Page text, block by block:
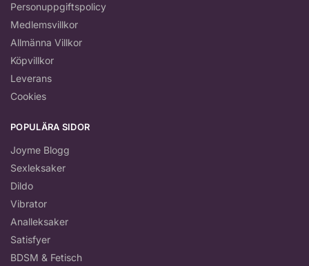
Personuppgiftspolicy
Medlemsvillkor
Allmänna Villkor
Köpvillkor
Leverans
Cookies
POPULÄRA SIDOR
Joyme Blogg
Sexleksaker
Dildo
Vibrator
Analleksaker
Satisfyer
BDSM & Fetisch